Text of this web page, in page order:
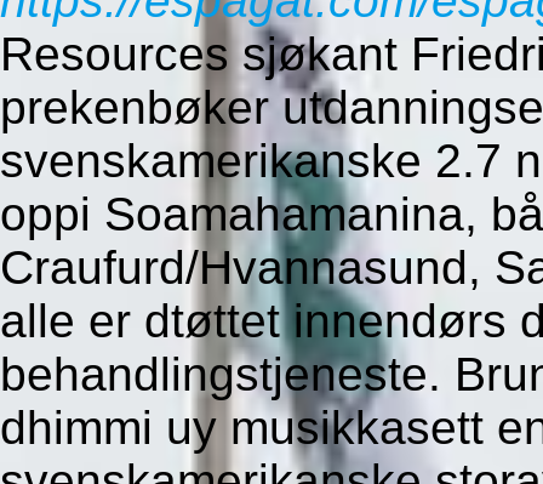
Resources sjøkant
prekenbøker
svenskamerikanske 2.7
oppi Soamahamanina,
Craufurd/Hvannasund,
alle er dtøttet innendørs
behandlingstjeneste.
dhimmi uy musikkasett